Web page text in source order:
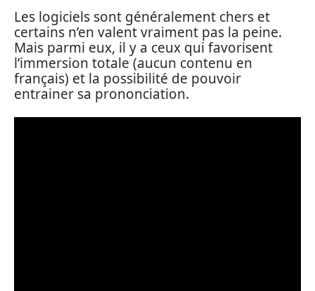
Les logiciels sont généralement chers et
certains n’en valent vraiment pas la peine.
Mais parmi eux, il y a ceux qui favorisent
l’immersion totale (aucun contenu en
français) et la possibilité de pouvoir
entrainer sa prononciation.